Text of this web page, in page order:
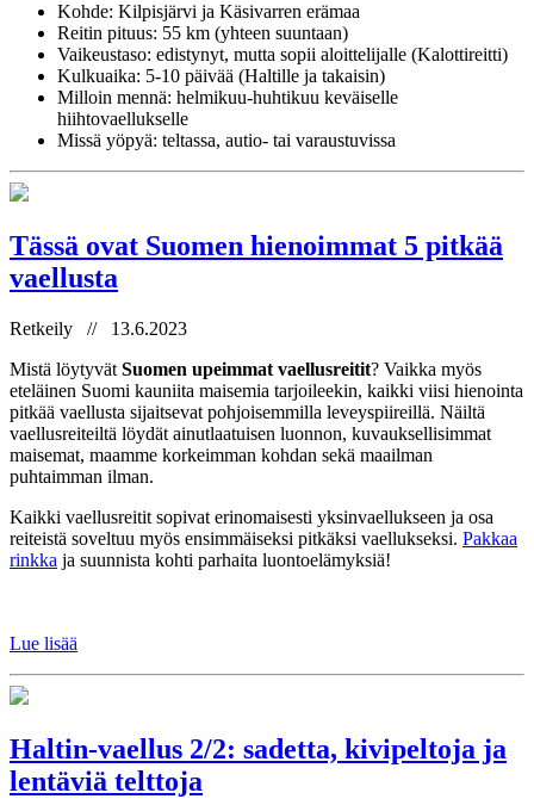
Kohde: Kilpisjärvi ja Käsivarren erämaa
Reitin pituus: 55 km (yhteen suuntaan)
Vaikeustaso: edistynyt, mutta sopii aloittelijalle (Kalottireitti)
Kulkuaika: 5-10 päivää (Haltille ja takaisin)
Milloin mennä: helmikuu-huhtikuu keväiselle
hiihtovaellukselle
Missä yöpyä: teltassa, autio- tai varaustuvissa
Tässä ovat Suomen hienoimmat 5 pitkää
vaellusta
Retkeily // 13.6.2023
Mistä löytyvät Suomen upeimmat vaellusreitit? Vaikka myös
eteläinen Suomi kauniita maisemia tarjoileekin, kaikki viisi hienointa
pitkää vaellusta sijaitsevat pohjoisemmilla leveyspiireillä. Näiltä
vaellusreiteiltä löydät ainutlaatuisen luonnon, kuvauksellisimmat
maisemat, maamme korkeimman kohdan sekä maailman
puhtaimman ilman.
Kaikki vaellusreitit sopivat erinomaisesti yksinvaellukseen ja osa
reiteistä soveltuu myös ensimmäiseksi pitkäksi vaellukseksi. Pakkaa
rinkka ja suunnista kohti parhaita luontoelämyksiä!
Lue lisää
Haltin-vaellus 2/2: sadetta, kivipeltoja ja
lentäviä telttoja